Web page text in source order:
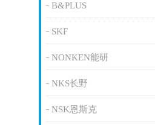
B&PLUS
SKF
NONKEN能研
NKS长野
NSK恩斯克